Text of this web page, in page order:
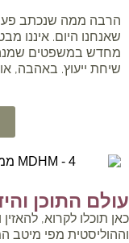
הרבה ממה שנכתב
שאנחנו היום. איננו
מחדש במשפטים
שיחת ייעוץ. באהבה,
התוכן
תוכלו לקרוא,
מפי מיטב